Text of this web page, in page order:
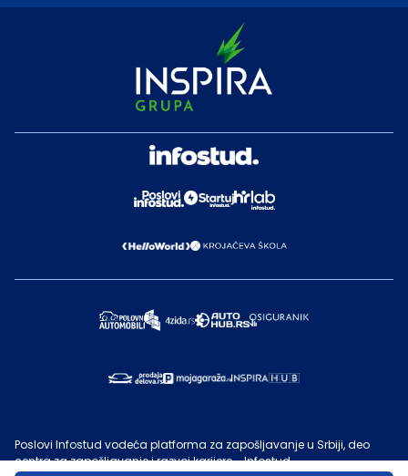
Poslovi Infostud vodeća platforma za zapošljavanje u Srbiji, deo
centra za zapošljavanje i razvoj karijere - Infostud.